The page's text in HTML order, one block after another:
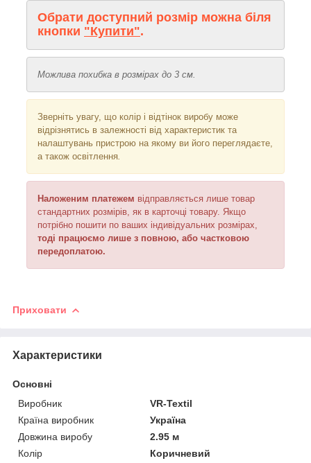
Обрати доступний розмір можна біля
кнопки "Купити".
Можлива похибка в розмірах до 3 см.
Зверніть увагу, що колір і відтінок виробу може
відрізнятись в залежності від характеристик та
налаштувань пристрою на якому ви його переглядаєте,
а також освітлення
Наложеним платежем відправляється лише товар
стандартних розмірів, як в карточці товару. Якщо
потрібно пошити по ваших індивідуальних розмірах,
тоді працюємо лише з повною, або частковою
передоплатою.
Приховати
Характеристики
Основні
Виробник
VR-Textil
Країна виробник
Україна
Довжина виробу
2.95 м
Колір
Коричневий